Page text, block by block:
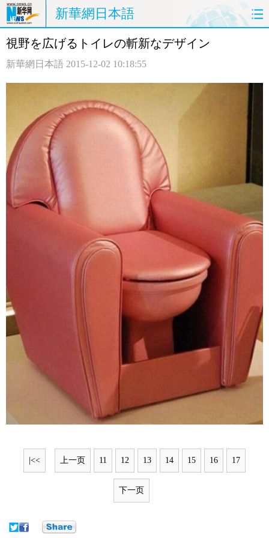
新華網日本語
ホームページ 政治
観光
中日対訳
視野を広げるトイレの斬新なデザイン
新華網日本語 2015-12-02 10:18:55
|<< 上一页 11 12 13 14 15 16 17
下一页